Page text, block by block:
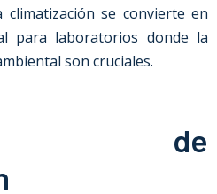
climatización se convierte en
para laboratorios donde la
son cruciales.
de